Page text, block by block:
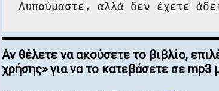
Λυπούμαστε, αλλά δεν έχετε
Αν θέλετε να ακούσετε το βιβλίο,
χρήσης» για να το κατεβάσετε σε mp3